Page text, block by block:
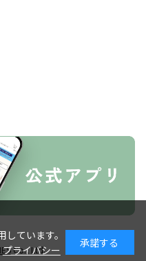
Co., Ltd.
ています。
プライバシー
承諾する